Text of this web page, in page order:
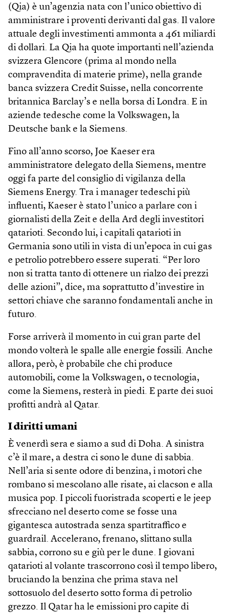
(Qia) è un’agenzia nata con l’unico obiettivo di
amministrare i proventi derivanti dal gas. Il valore
attuale degli investimenti ammonta a 461 miliardi
di dollari. La Qia ha quote importanti nell’azienda
svizzera Glencore (prima al mondo nella
compravendita di materie prime), nella grande
banca svizzera Credit Suisse, nella concorrente
britannica Barclay’s e nella borsa di Londra. E in
aziende tedesche come la Volkswagen, la
Deutsche bank e la Siemens.
Fino all’anno scorso, Joe Kaeser era
amministratore delegato della Siemens, mentre
oggi fa parte del consiglio di vigilanza della
Siemens Energy. Tra i manager tedeschi più
influenti, Kaeser è stato l’unico a parlare con i
giornalisti della Zeit e della Ard degli investitori
qatarioti. Secondo lui, i capitali qatarioti in
Germania sono utili in vista di un’epoca in cui gas
e petrolio potrebbero essere superati. “Per loro
non si tratta tanto di ottenere un rialzo dei prezzi
delle azioni”, dice, ma soprattutto d’investire in
settori chiave che saranno fondamentali anche in
futuro.
Forse arriverà il momento in cui gran parte del
mondo volterà le spalle alle energie fossili. Anche
allora, però, è probabile che chi produce
automobili, come la Volkswagen, o tecnologia,
come la Siemens, resterà in piedi. E parte dei suoi
profitti andrà al Qatar.
I diritti umani
È venerdì sera e siamo a sud di Doha. A sinistra
c’è il mare, a destra ci sono le dune di sabbia.
Nell’aria si sente odore di benzina, i motori che
rombano si mescolano alle risate, ai clacson e alla
musica pop. I piccoli fuoristrada scoperti e le jeep
sfrecciano nel deserto come se fosse una
gigantesca autostrada senza spartitraffico e
guardrail. Accelerano, frenano, slittano sulla
sabbia, corrono su e giù per le dune. I giovani
qatarioti al volante trascorrono così il tempo libero,
bruciando la benzina che prima stava nel
sottosuolo del deserto sotto forma di petrolio
grezzo. Il Qatar ha le emissioni pro capite di